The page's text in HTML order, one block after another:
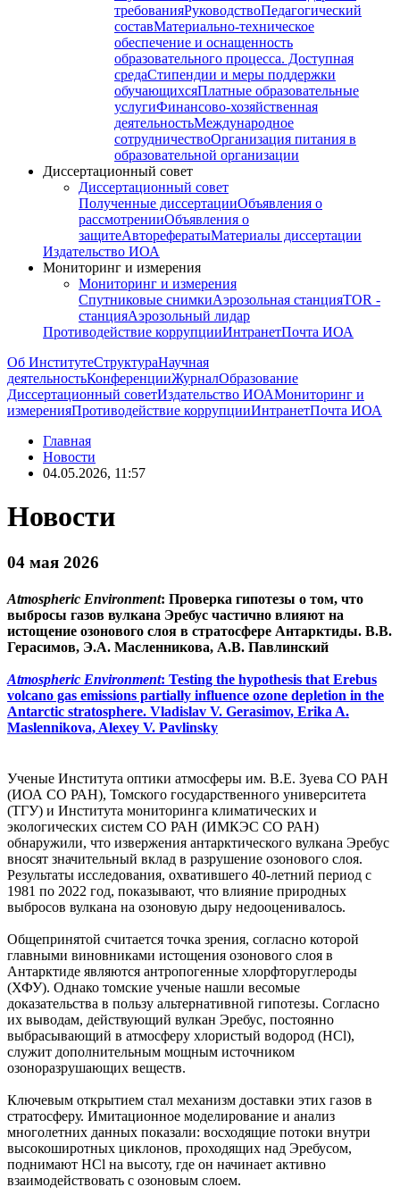
требованияРуководствоПедагогический
составМатериально-техническое
обеспечение и оснащенность
образовательного процесса. Доступная
средаСтипендии и меры поддержки
обучающихсяПлатные образовательные
услугиФинансово-хозяйственная
деятельностьМеждународное
сотрудничествоОрганизация питания в
образовательной организации
Диссертационный совет
Диссертационный совет
Полученные диссертацииОбъявления о
рассмотренииОбъявления о
защитеАвторефератыМатериалы диссертации
Издательство ИОА
Мониторинг и измерения
Мониторинг и измерения
Спутниковые снимкиАэрозольная станцияTOR -
станцияАэрозольный лидар
Противодействие коррупцииИнтранетПочта ИОА
Об ИнститутеСтруктураНаучная
деятельностьКонференцииЖурналОбразование
Диссертационный советИздательство ИОАМониторинг и
измеренияПротиводействие коррупцииИнтранетПочта ИОА
Главная
Новости
04.05.2026, 11:57
Новости
04 мая 2026
Atmospheric Environment: Проверка гипотезы о том, что
выбросы газов вулкана Эребус частично влияют на
истощение озонового слоя в стратосфере Антарктиды. В.В.
Герасимов, Э.А. Масленникова, А.В. Павлинский
Atmospheric Environment: Testing the hypothesis that Erebus
volcano gas emissions partially influence ozone depletion in the
Antarctic stratosphere. Vladislav V. Gerasimov, Erika A.
Maslennikova, Alexey V. Pavlinsky
Ученые Института оптики атмосферы им. В.Е. Зуева СО РАН
(ИОА СО РАН), Томского государственного университета
(ТГУ) и Института мониторинга климатических и
экологических систем СО РАН (ИМКЭС СО РАН)
обнаружили, что извержения антарктического вулкана Эребус
вносят значительный вклад в разрушение озонового слоя.
Результаты исследования, охватившего 40-летний период с
1981 по 2022 год, показывают, что влияние природных
выбросов вулкана на озоновую дыру недооценивалось.
Общепринятой считается точка зрения, согласно которой
главными виновниками истощения озонового слоя в
Антарктиде являются антропогенные хлорфторуглероды
(ХФУ). Однако томские ученые нашли весомые
доказательства в пользу альтернативной гипотезы. Согласно
их выводам, действующий вулкан Эребус, постоянно
выбрасывающий в атмосферу хлористый водород (HCl),
служит дополнительным мощным источником
озоноразрушающих веществ.
Ключевым открытием стал механизм доставки этих газов в
стратосферу. Имитационное моделирование и анализ
многолетних данных показали: восходящие потоки внутри
высокоширотных циклонов, проходящих над Эребусом,
поднимают HCl на высоту, где он начинает активно
взаимодействовать с озоновым слоем.